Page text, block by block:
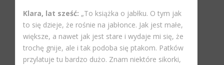
Klara, lat sześć: „To książka o jabłku. O tym jak
to się dzieje, że rośnie na jabłonce. Jak jest małe,
większe, a nawet jak jest stare i wydaje mi się, że
trochę gnije, ale i tak podoba się ptakom. Patków
przylatuje tu bardzo dużo. Znam niektóre sikorki,